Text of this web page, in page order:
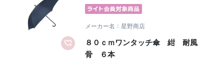
メーカー名 星野商店
８０ｃｍワンタッチ傘 紺 耐風
骨 ６本